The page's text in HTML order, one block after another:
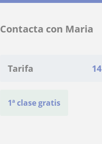
Contacta con Maria
Tarifa 14
1ª clase gratis